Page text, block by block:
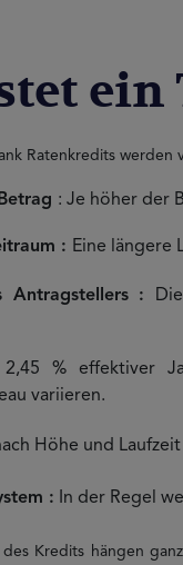
Ratenkredits
: Je höher der
: Eine längere
Antragstellers :
% effektiver
variieren.
Höhe und
: In der Regel
Kredits hängen